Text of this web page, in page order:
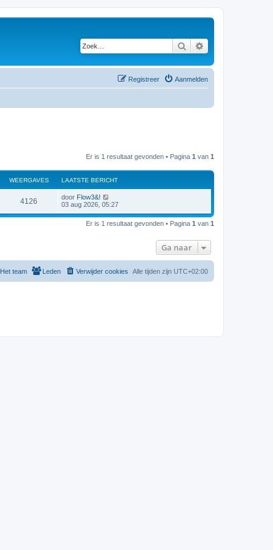
Zoek
Aanmelden
Registreer
Er is 1 resultaat gevonden • Pagina 1 van 1
WEERGAVES LAATSTE BERICHT
4126 door Flow3&!
03 aug 2026, 05:27
Er is 1 resultaat gevonden • Pagina 1 van 1
Ga naar
Alle tijden zijn UTC+02:00
Verwijder cookies
Leden
Het team